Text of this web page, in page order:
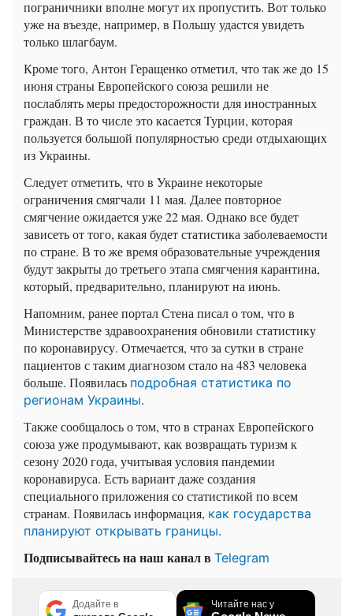
пограничники вполне могут их пропустить. Вот только
уже на въезде, например, в Польшу удастся увидеть
только шлагбаум.
Кроме того, Антон Геращенко отметил, что так же до 15
июня страны Европейского союза решили не
послаблять меры предосторожности для иностранных
граждан. В то числе это касается Турции, которая
пользуется большой популярностью среди отдыхающих
из Украины.
Следует отметить, что в Украине некоторые
ограничения смягчали 11 мая. Далее повторное
смягчение ожидается уже 22 мая. Однако все будет
зависеть от того, какая будет статистика заболеваемости
по стране. В то же время образовательные учреждения
будут закрыты до третьего этапа смягчения карантина,
который, предварительно, планируют на июнь.
Напомним, ранее портал Стена писал о том, что в
Министерстве здравоохранения обновили статистику
по коронавирусу. Отмечается, что за сутки в стране
пациентов с таким диагнозом стало на 483 человека
больше. Появилась подробная статистика по
регионам Украины.
Также сообщалось о том, что в странах Европейского
союза уже продумывают, как возвращать туризм к
сезону 2020 года, учитывая условия пандемии
коронавируса. Есть вариант даже создания
специального приложения со статистикой по всем
странам. Появилась информация, как государства
планируют открывать границы.
Подписывайтесь на наш канал в Telegram
Додайте в Читайте нас у